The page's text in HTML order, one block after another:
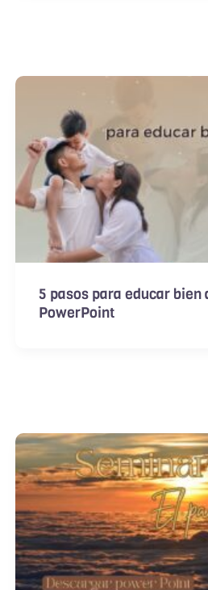
5 pasos para educar bien
PowerPoint